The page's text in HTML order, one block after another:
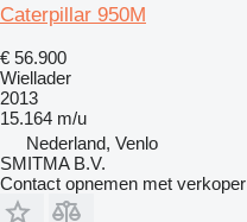
Caterpillar 950M
€ 56.900
Wiellader
2013
15.164 m/u
Nederland, Venlo
SMITMA B.V.
Contact opnemen met verkoper